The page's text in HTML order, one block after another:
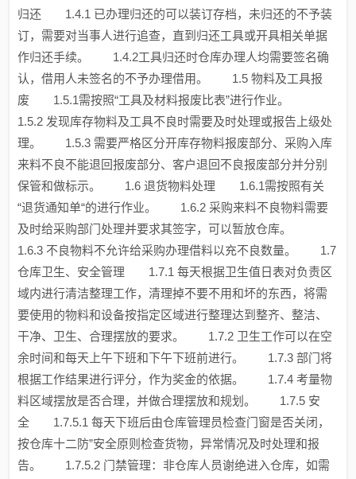
归还 1.4.1 已办理归还的可以装订存档，未归还的不予装
订，需要对当事人进行追查，直到归还工具或开具相关单据
作归还手续。 1.4.2工具归还时仓库办理人均需要签名确
认，借用人未签名的不予办理借用。 1.5 物料及工具报
废 1.5.1需按照“工具及材料报废比表”进行作业。
1.5.2 发现库存物料及工具不良时需要及时处理或报告上级处
理。 1.5.3 需要严格区分开库存物料报废部分、采购入库
来料不良不能退回报废部分、客户退回不良报废部分并分别
保管和做标示。 1.6 退货物料处理 1.6.1需按照有关
“退货通知单“的进行作业。 1.6.2 采购来料不良物料需要
及时给采购部门处理并要求其签字，可以暂放仓库。
1.6.3 不良物料不允许给采购办理借料以充不良数量。 1.7
仓库卫生、安全管理 1.7.1 每天根据卫生值日表对负责区
域内进行清洁整理工作，清理掉不要不用和坏的东西，将需
要使用的物料和设备按指定区域进行整理达到整齐、整洁、
干净、卫生、合理摆放的要求。 1.7.2 卫生工作可以在空
余时间和每天上午下班和下午下班前进行。 1.7.3 部门将
根据工作结果进行评分，作为奖金的依据。 1.7.4 考量物
料区域摆放是否合理，并做合理摆放和规划。 1.7.5 安
全 1.7.5.1 每天下班后由仓库管理员检查门窗是否关闭，
按仓库十二防”安全原则检查货物，异常情况及时处理和报
告。 1.7.5.2 门禁管理：非仓库人员谢绝进入仓库，如需